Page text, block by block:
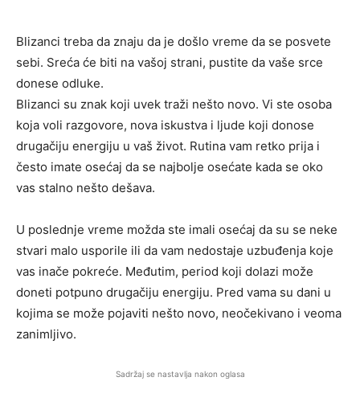
Blizanci treba da znaju da je došlo vreme da se posvete
sebi. Sreća će biti na vašoj strani, pustite da vaše srce
donese odluke.
Blizanci su znak koji uvek traži nešto novo. Vi ste osoba
koja voli razgovore, nova iskustva i ljude koji donose
drugačiju energiju u vaš život. Rutina vam retko prija i
često imate osećaj da se najbolje osećate kada se oko
vas stalno nešto dešava.
U poslednje vreme možda ste imali osećaj da su se neke
stvari malo usporile ili da vam nedostaje uzbuđenja koje
vas inače pokreće. Međutim, period koji dolazi može
doneti potpuno drugačiju energiju. Pred vama su dani u
kojima se može pojaviti nešto novo, neočekivano i veoma
zanimljivo.
Sadržaj se nastavlja nakon oglasa